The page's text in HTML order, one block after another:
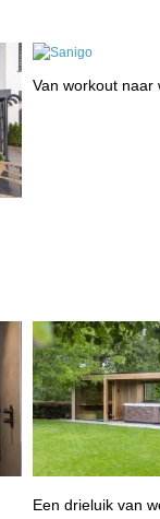
Van workout naar
Een drieluik van